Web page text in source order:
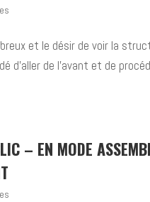
et le désir de voir la
d’aller de l’avant et de
– EN MODE